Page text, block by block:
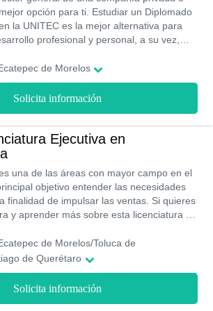
opción para ti. Estudiar un Diplomado
la UNITEC es la mejor alternativa para
profesional y personal, a su vez,
de Morelos
Solicita información
Ejecutiva en
una de las áreas con mayor campo en el
objetivo entender las necesidades
finalidad de impulsar las ventas. Si quieres
y aprender más sobre esta licenciatura no
de Morelos/Toluca de
de Querétaro
Solicita información